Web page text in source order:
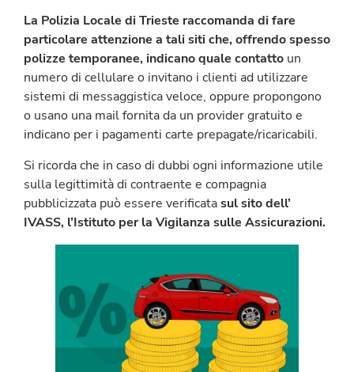
La Polizia Locale di Trieste raccomanda di fare
particolare attenzione a tali siti che, offrendo spesso
polizze temporanee, indicano quale contatto un
numero di cellulare o invitano i clienti ad utilizzare
sistemi di messaggistica veloce, oppure propongono
o usano una mail fornita da un provider gratuito e
indicano per i pagamenti carte prepagate/ricaricabili.
Si ricorda che in caso di dubbi ogni informazione utile
sulla legittimità di contraente e compagnia
pubblicizzata può essere verificatasul sito dell’
IVASS, l’Istituto per la Vigilanza sulle Assicurazioni.